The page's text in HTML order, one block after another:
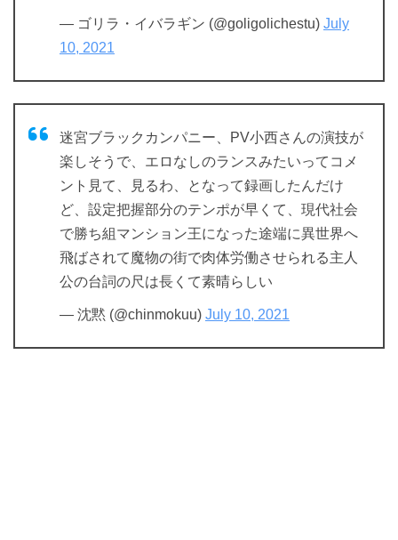
— ゴリラ・イバラギン (@goligolichestu) July
10, 2021
迷宮ブラックカンパニー、PV小西さんの演技が
楽しそうで、エロなしのランスみたいってコメ
ント見て、見るわ、となって録画したんだけ
ど、設定把握部分のテンポが早くて、現代社会
で勝ち組マンション王になった途端に異世界へ
飛ばされて魔物の街で肉体労働させられる主人
公の台詞の尺は長くて素晴らしい
— 沈黙 (@chinmokuu) July 10, 2021